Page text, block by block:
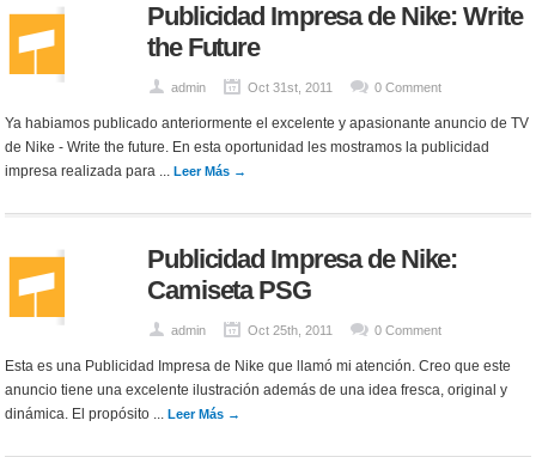
Publicidad Impresa de Nike: Write
the Future
admin Oct 31st, 2011 0 Comment
Ya habiamos publicado anteriormente el excelente y apasionante anuncio de TV
de Nike - Write the future. En esta oportunidad les mostramos la publicidad
impresa realizada para ...Leer Más →
Publicidad Impresa de Nike:
Camiseta PSG
admin Oct 25th, 2011 0 Comment
Esta es una Publicidad Impresa de Nike que llamó mi atención. Creo que este
anuncio tiene una excelente ilustración además de una idea fresca, original y
dinámica. El propósito ...Leer Más →